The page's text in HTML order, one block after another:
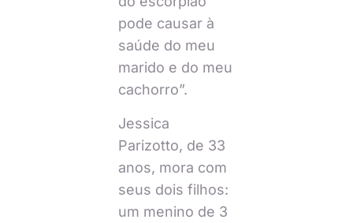
pode causar à
saúde do meu
marido e do meu
cachorro”.
Jessica
Parizotto, de 33
anos, mora com
seus dois filhos:
um menino de 3